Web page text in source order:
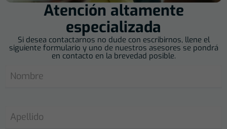
Atención altamente
especializada
Si desea contactarnos no dude con escribirnos, llene el
siguiente formulario y uno de nuestros asesores se pondrá
en contacto en la brevedad posible.